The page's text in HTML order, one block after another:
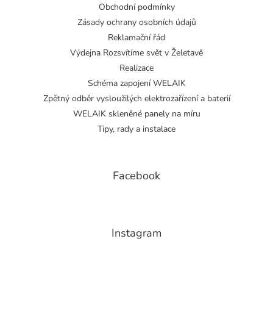
Obchodní podmínky
Zásady ochrany osobních údajů
Reklamační řád
Výdejna Rozsvítíme svět v Želetavě
Realizace
Schéma zapojení WELAIK
Zpětný odběr vysloužilých elektrozařízení a baterií
WELAIK skleněné panely na míru
Tipy, rady a instalace
Facebook
Instagram